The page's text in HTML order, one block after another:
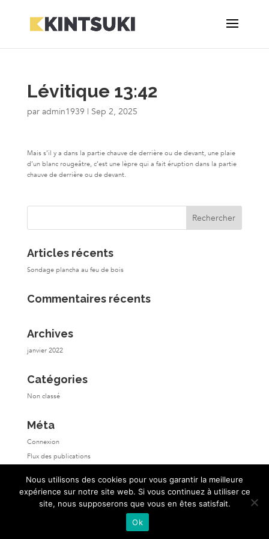
Lévitique 13:42
par admin1939 | Sep 2, 2025
Mais s’il y a dans la partie chauve de derrière ou de devant, une plaie
d’un blanc rougeâtre, c’est une lèpre qui a fait éruption dans la partie
chauve de derrière ou de devant.
Articles récents
Sondage plancha au feu de bois
Commentaires récents
Archives
janvier 2022
Catégories
Non classé
Méta
Connexion
Flux des publications
Site de WordPress-FR
Nous utilisons des cookies pour vous garantir la meilleure
expérience sur notre site web. Si vous continuez à utiliser ce
site, nous supposerons que vous en êtes satisfait.
Ok